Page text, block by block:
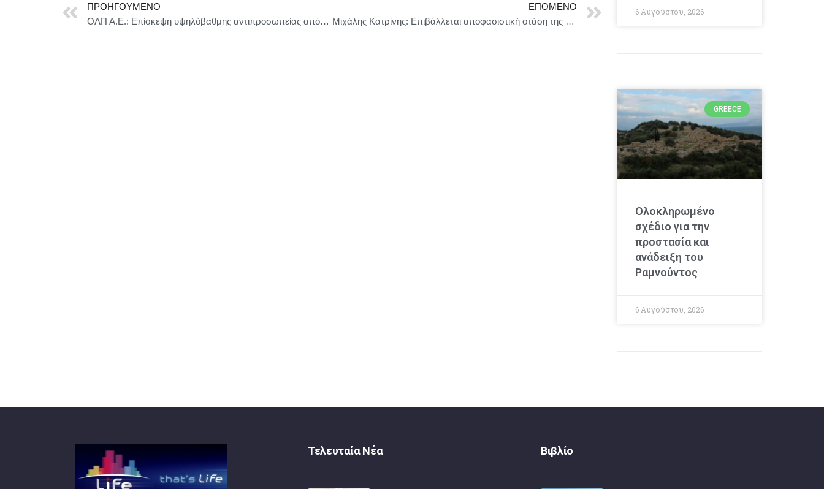
ΠΡΟΗΓΟΎΜΕΝΟ
ΟΛΠ Α.Ε.: Επίσκεψη υψηλόβαθμης αντιπροσωπείας από τη Δημοκρατία του Καζακστάν στην έδρα της ΟΛΠ Α.Ε.
ΕΠΌΜΕΝΟ
Μιχάλης Κατρίνης: Επιβάλλεται αποφασιστική στάση της χώρας απέναντι στην τουρκική προκλητικότητα
6 Αυγούστου, 2026
GREECE
Ολοκληρωμένο
σχέδιο για την
προστασία και
ανάδειξη του
Ραμνούντος
6 Αυγούστου, 2026
Τελευταία Νέα Βιβλίο